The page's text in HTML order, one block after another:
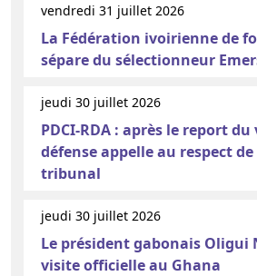
vendredi 31 juillet 2026
La Fédération ivoirienne de
sépare du sélectionneur
jeudi 30 juillet 2026
PDCI-RDA : après le report
défense appelle au respect
tribunal
jeudi 30 juillet 2026
Le président gabonais Oligui
visite officielle au Ghana